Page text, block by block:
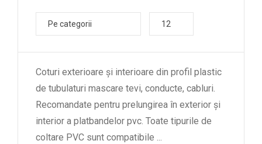
Pe categorii 12
Coturi exterioare și interioare din profil plastic
de tubulaturi mascare tevi, conducte, cabluri.
Recomandate pentru prelungirea în exterior și
interior a platbandelor pvc. Toate tipurile de
coltare PVC sunt compatibile